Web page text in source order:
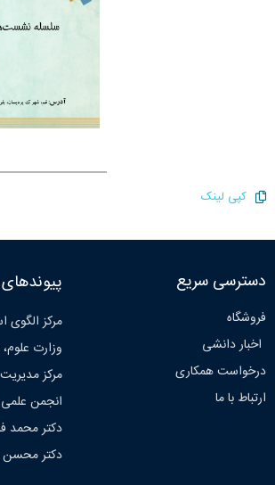
کپی لینک
دسترسی سریع
فروشگاه
اخبار دانشی
درخواست همکاری
ارتباط با ما
مرکز الگوی
وزارت
مرکز
انجمن
دکتر محمد
دکتر محسن